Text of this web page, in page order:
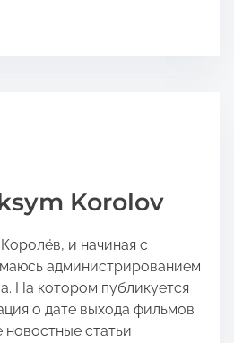
Korolov
и начиная с
администрированием
На котором публикуется
о дате выхода фильмов
статьи